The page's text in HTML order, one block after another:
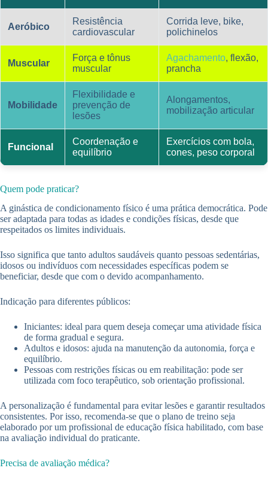
Aeróbico
Resistência
cardiovascular
Corrida leve, bike,
polichinelos
Muscular
Força e tônus
muscular
Agachamento, flexão,
prancha
Mobilidade
Flexibilidade e
prevenção de
lesões
Alongamentos,
mobilização articular
Funcional
Coordenação e
equilíbrio
Exercícios com bola,
cones, peso corporal
Quem pode praticar?
A ginástica de condicionamento físico é uma prática democrática. Pode
ser adaptada para todas as idades e condições físicas, desde que
respeitados os limites individuais.
Isso significa que tanto adultos saudáveis quanto pessoas sedentárias,
idosos ou indivíduos com necessidades específicas podem se
beneficiar, desde que com o devido acompanhamento.
Indicação para diferentes públicos:
Iniciantes: ideal para quem deseja começar uma atividade física
de forma gradual e segura.
Adultos e idosos: ajuda na manutenção da autonomia, força e
equilíbrio.
Pessoas com restrições físicas ou em reabilitação: pode ser
utilizada com foco terapêutico, sob orientação profissional.
A personalização é fundamental para evitar lesões e garantir resultados
consistentes. Por isso, recomenda-se que o plano de treino seja
elaborado por um profissional de educação física habilitado, com base
na avaliação individual do praticante.
Precisa de avaliação médica?